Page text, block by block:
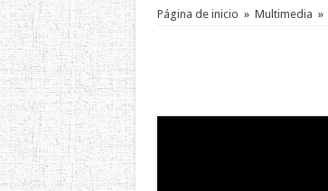
Página de inicio » Multimedia »